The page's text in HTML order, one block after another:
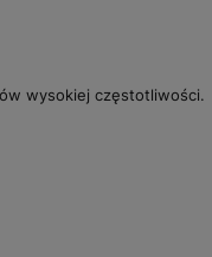
wysokiej częstotliwości.